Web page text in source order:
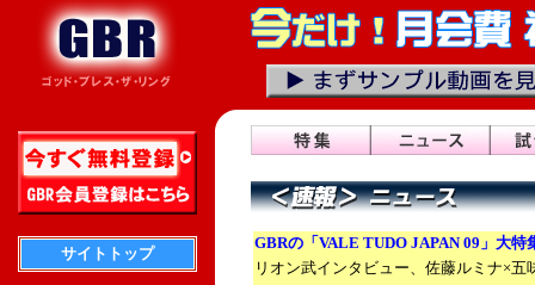
サイトトップ
GBRの「VALE TUDO JAPAN 09」大特
リオン武インタビュー、佐藤ルミナ×